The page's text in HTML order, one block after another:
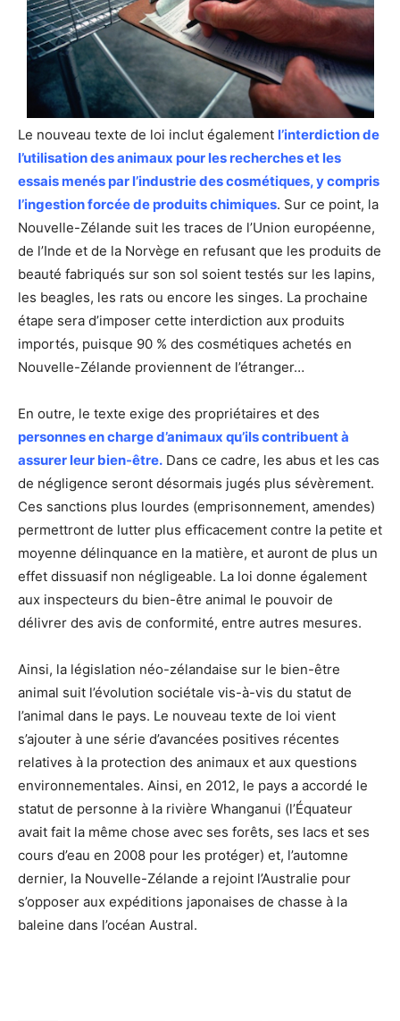
Le nouveau texte de loi inclut également l’interdiction de
l’utilisation des animaux pour les recherches et les
essais menés par l’industrie des cosmétiques, y compris
l’ingestion forcée de produits chimiques. Sur ce point, la
Nouvelle-Zélande suit les traces de l’Union européenne,
de l’Inde et de la Norvège en refusant que les produits de
beauté fabriqués sur son sol soient testés sur les lapins,
les beagles, les rats ou encore les singes. La prochaine
étape sera d’imposer cette interdiction aux produits
importés, puisque 90 % des cosmétiques achetés en
Nouvelle-Zélande proviennent de l’étranger…
En outre, le texte exige des propriétaires et des
personnes en charge d’animaux qu’ils contribuent à
assurer leur bien-être. Dans ce cadre, les abus et les cas
de négligence seront désormais jugés plus sévèrement.
Ces sanctions plus lourdes (emprisonnement, amendes)
permettront de lutter plus efficacement contre la petite et
moyenne délinquance en la matière, et auront de plus un
effet dissuasif non négligeable. La loi donne également
aux inspecteurs du bien-être animal le pouvoir de
délivrer des avis de conformité, entre autres mesures.
Ainsi, la législation néo-zélandaise sur le bien-être
animal suit l’évolution sociétale vis-à-vis du statut de
l’animal dans le pays. Le nouveau texte de loi vient
s’ajouter à une série d’avancées positives récentes
relatives à la protection des animaux et aux questions
environnementales. Ainsi, en 2012, le pays a accordé le
statut de personne à la rivière Whanganui (l’Équateur
avait fait la même chose avec ses forêts, ses lacs et ses
cours d’eau en 2008 pour les protéger) et, l’automne
dernier, la Nouvelle-Zélande a rejoint l’Australie pour
s’opposer aux expéditions japonaises de chasse à la
baleine dans l’océan Austral.